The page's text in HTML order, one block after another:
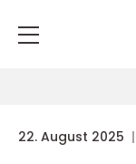
22. August 2025